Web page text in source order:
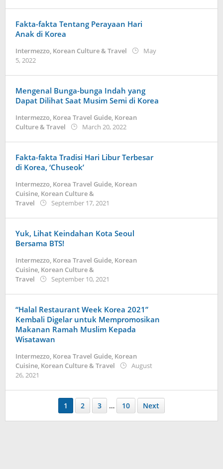
Fakta-fakta Tentang Perayaan Hari
Anak di Korea
Intermezzo, Korean Culture & Travel
May
5, 2022by
Mengenal Bunga-bunga Indah yang
Dapat Dilihat Saat Musim Semi di Korea
Intermezzo, Korea Travel Guide, Korean
Culture & Travel
March 20, 2022by
Fakta-fakta Tradisi Hari Libur Terbesar
di Korea, ‘Chuseok’
Intermezzo, Korea Travel Guide, Korean
Cuisine, Korean Culture &
Travel
September 17, 2021
Yuk, Lihat Keindahan Kota Seoul
Bersama BTS!
Intermezzo, Korea Travel Guide, Korean
Cuisine, Korean Culture &
Travel
September 10, 2021
“Halal Restaurant Week Korea 2021”
Kembali Digelar untuk Mempromosikan
Makanan Ramah Muslim Kepada
Wisatawan
Intermezzo, Korea Travel Guide, Korean
Cuisine, Korean Culture & Travel
August
26, 2021
1 2 3 … 10 Next